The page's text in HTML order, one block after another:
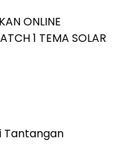
ONLINE
1 TEMA SOLAR
Tantangan